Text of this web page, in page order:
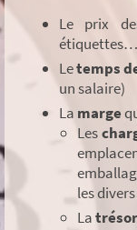
Le prix
Letemps
un salaire)
La marge
Les
les
La